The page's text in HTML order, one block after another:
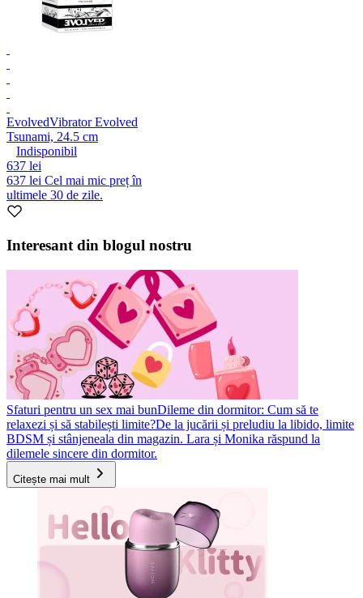
EvolvedVibrator Evolved
Tsunami, 24.5 cm
Indisponibil
637 lei
637 lei Cel mai mic preț în
ultimele 30 de zile.
Interesant din blogul nostru
Sfaturi pentru un sex mai bunDileme din dormitor: Cum să te
relaxezi și să stabilești limite?De la jucării și preludiu la libido, limite
BDSM și stânjeneala din magazin. Lara și Monika răspund la
dilemele sincere din dormitor.
Citește mai mult